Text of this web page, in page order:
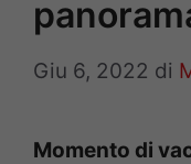
Giu 6, 2022 di
Momento di